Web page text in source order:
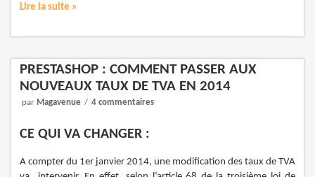
Lire la suite »
PRESTASHOP : COMMENT PASSER AUX
NOUVEAUX TAUX DE TVA EN 2014
par Magavenue 4 commentaires
CE QUI VA CHANGER :
A compter du 1er janvier 2014, une modification des taux de TVA